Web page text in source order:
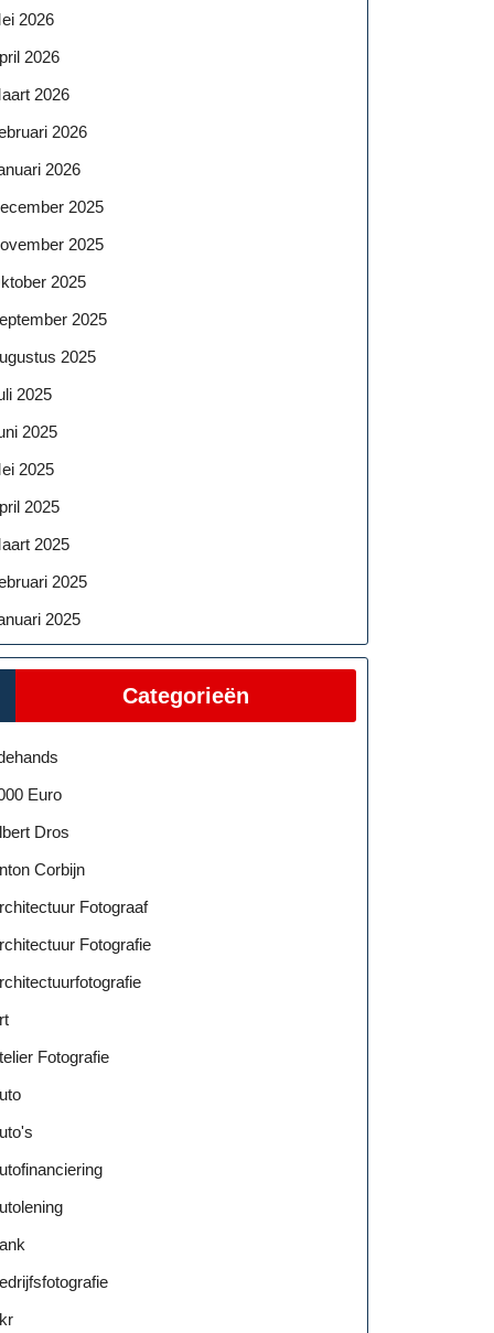
2026
2026
2026
2026
2026
2025
2025
2025
2025
2025
2025
2025
2025
2025
2025
2025
2025
Categorieën
Euro
Dros
Corbijn
Fotograaf
Fotografie
Fotografie